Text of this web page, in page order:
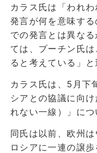
カラス氏は「われ
発言が何を意味す
での発言とは異な
ては、プーチン氏
ると考えている」と
カラス氏は、5月下
シアとの協議に向
れない一線）」につ
同氏は以前、欧州
ロシアに一連の譲